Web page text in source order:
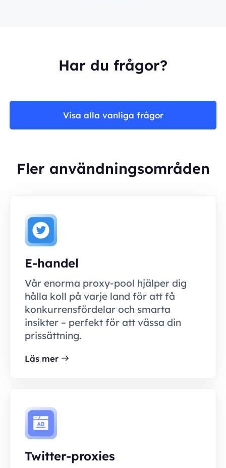
Har du frågor?
Visa alla vanliga frågor
Fler användningsområden
E-handel
Vår enorma proxy-pool hjälper dig
hålla koll på varje land för att få
konkurrensfördelar och smarta
insikter – perfekt för att vässa din
prissättning.
Läs mer
Twitter-proxies